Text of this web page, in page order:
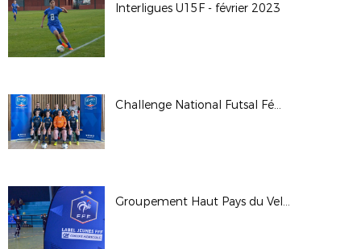
Interligues U15F - février 2023
Challenge National Futsal Féminin - Finale Régionale 2023
Groupement Haut Pays du Velay : remise régionale du label jeunes FFF Crédit Agricole